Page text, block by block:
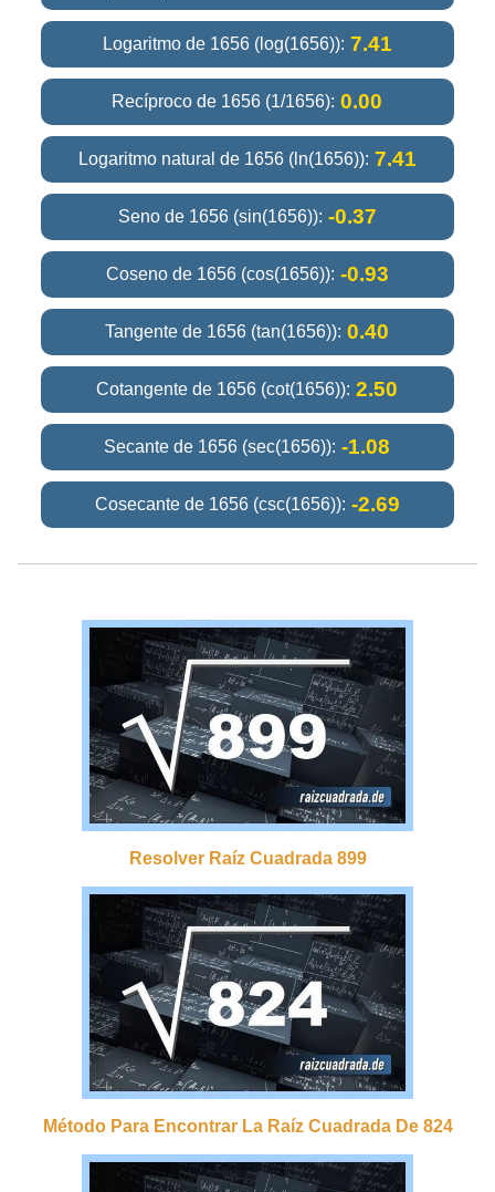
Logaritmo de 1656 (log(1656)): 7.41
Recíproco de 1656 (1/1656): 0.00
Logaritmo natural de 1656 (ln(1656)): 7.41
Seno de 1656 (sin(1656)): -0.37
Coseno de 1656 (cos(1656)): -0.93
Tangente de 1656 (tan(1656)): 0.40
Cotangente de 1656 (cot(1656)): 2.50
Secante de 1656 (sec(1656)): -1.08
Cosecante de 1656 (csc(1656)): -2.69
Resolver Raíz Cuadrada 899
Método Para Encontrar La Raíz Cuadrada De 824